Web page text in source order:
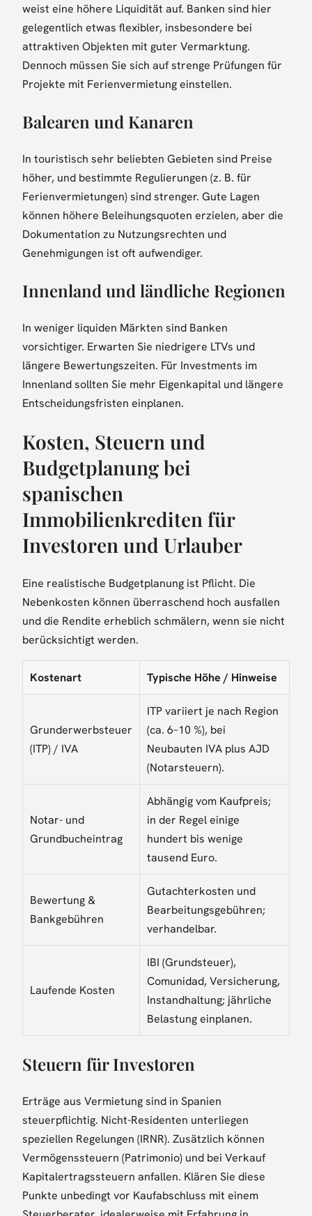
weist eine höhere Liquidität auf. Banken sind hier
gelegentlich etwas flexibler, insbesondere bei
attraktiven Objekten mit guter Vermarktung.
Dennoch müssen Sie sich auf strenge Prüfungen für
Projekte mit Ferienvermietung einstellen.
Balearen und Kanaren
In touristisch sehr beliebten Gebieten sind Preise
höher, und bestimmte Regulierungen (z. B. für
Ferienvermietungen) sind strenger. Gute Lagen
können höhere Beleihungsquoten erzielen, aber die
Dokumentation zu Nutzungsrechten und
Genehmigungen ist oft aufwendiger.
Innenland und ländliche Regionen
In weniger liquiden Märkten sind Banken
vorsichtiger. Erwarten Sie niedrigere LTVs und
längere Bewertungszeiten. Für Investments im
Innenland sollten Sie mehr Eigenkapital und längere
Entscheidungsfristen einplanen.
Kosten, Steuern und
Budgetplanung bei
spanischen
Immobilienkrediten für
Investoren und Urlauber
Eine realistische Budgetplanung ist Pflicht. Die
Nebenkosten können überraschend hoch ausfallen
und die Rendite erheblich schmälern, wenn sie nicht
berücksichtigt werden.
Kostenart Typische Höhe / Hinweise
Grunderwerbsteuer
(ITP) / IVA
ITP variiert je nach Region
(ca. 6–10 %), bei
Neubauten IVA plus AJD
(Notarsteuern).
Notar- und
Grundbucheintrag
Abhängig vom Kaufpreis;
in der Regel einige
hundert bis wenige
tausend Euro.
Bewertung &
Bankgebühren
Gutachterkosten und
Bearbeitungsgebühren;
verhandelbar.
Laufende Kosten
IBI (Grundsteuer),
Comunidad, Versicherung,
Instandhaltung; jährliche
Belastung einplanen.
Steuern für Investoren
Erträge aus Vermietung sind in Spanien
steuerpflichtig. Nicht-Residenten unterliegen
speziellen Regelungen (IRNR). Zusätzlich können
Vermögenssteuern (Patrimonio) und bei Verkauf
Kapitalertragssteuern anfallen. Klären Sie diese
Punkte unbedingt vor Kaufabschluss mit einem